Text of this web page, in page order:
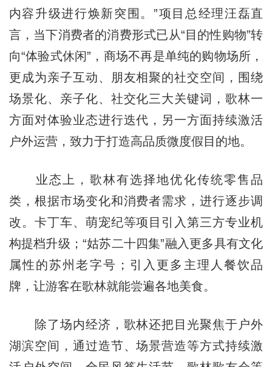
内容升级进行焕新突围。”项目总经理汪磊直
言，当下消费者的消费形式已从“目的性购物”转
向“体验式休闲”，商场不再是单纯的购物场所，
更成为亲子互动、朋友相聚的社交空间，围绕
场景化、亲子化、社交化三大关键词，歌林一
方面对体验业态进行迭代，另一方面持续激活
户外运营，致力于打造高品质微度假目的地。
业态上，歌林有选择地优化传统零售品
类，根据市场变化和消费者需求，进行逐步调
改。卡丁车、萌宠纪等项目引入第三方专业机
构提档升级；“姑苏二十四集”融入更多具有文化
属性的苏州老字号；引入更多主理人餐饮品
牌，让游客在歌林就能尝遍各地美食。
除了场内经济，歌林还把目光聚焦于户外
湖滨空间，通过造节、场景营造等方式持续激